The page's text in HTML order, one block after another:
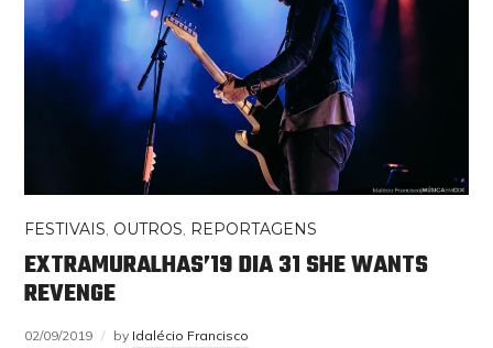
FESTIVAIS, OUTROS, REPORTAGENS
EXTRAMURALHAS’19 DIA 31 SHE WANTS
REVENGE
02/09/2019 by Idalécio Francisco